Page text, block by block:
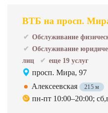
ВТБ на просп.
Обслуживание
Обслуживание
лиц
еще 19 услуг
просп. Мира, 97
Алексеевская
215 м
пн-пт 10:00–20:00;